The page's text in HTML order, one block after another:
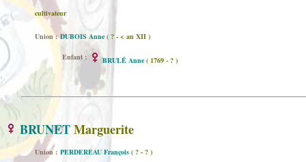
cultivateur
Union : DUBOIS Anne ( ? - < an XII )
Enfant : BRULÉ Anne ( 1769 - ? )
BRUNETMarguerite
Union : PERDEREAU François ( ? - ? )